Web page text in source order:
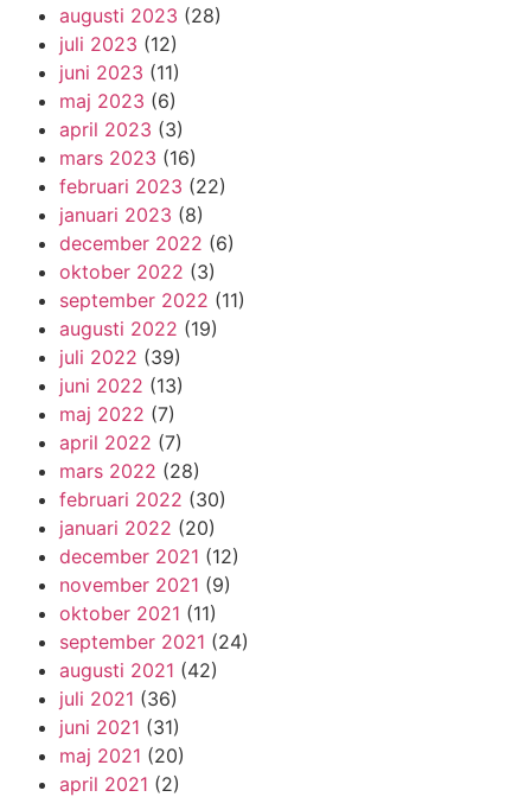
augusti 2023 (28)
juli 2023 (12)
juni 2023 (11)
maj 2023 (6)
april 2023 (3)
mars 2023 (16)
februari 2023 (22)
januari 2023 (8)
december 2022 (6)
oktober 2022 (3)
september 2022 (11)
augusti 2022 (19)
juli 2022 (39)
juni 2022 (13)
maj 2022 (7)
april 2022 (7)
mars 2022 (28)
februari 2022 (30)
januari 2022 (20)
december 2021 (12)
november 2021 (9)
oktober 2021 (11)
september 2021 (24)
augusti 2021 (42)
juli 2021 (36)
juni 2021 (31)
maj 2021 (20)
april 2021 (2)